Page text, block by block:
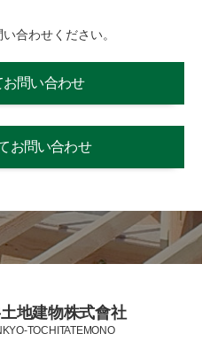
合わせください。
問い合わせ
お問い合わせ
地建物株式會社
TOCHITATEMONO